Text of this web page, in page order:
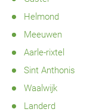
Helmond
Meeuwen
Aarle-rixtel
Sint Anthonis
Waalwijk
Landerd